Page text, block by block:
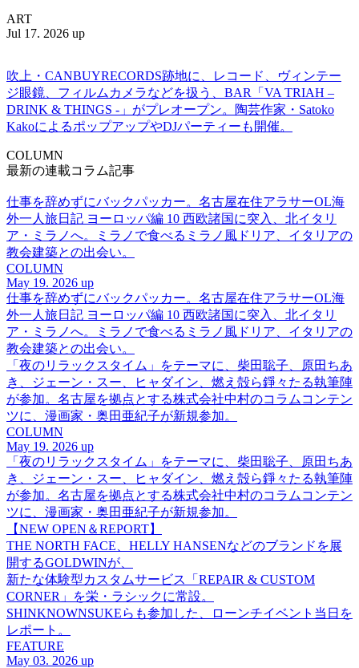
ART
Jul 17. 2026 up
吹上・CANBUYRECORDS跡地に、レコード、ヴィンテー
ジ眼鏡、フィルムカメラなどを扱う、BAR「VA TRIAH –
DRINK & THINGS -」がプレオープン。陶芸作家・Satoko
KakoによるポップアップやDJパーティーも開催。
COLUMN
最新の連載コラム記事
仕事を辞めずにバックパッカー。名古屋在住アラサーOL海
外一人旅日記 ヨーロッパ編 10 西欧諸国に突入、北イタリ
ア・ミラノへ。ミラノで食べるミラノ風ドリア、イタリアの
教会建築との出会い。
COLUMN
May 19. 2026 up
仕事を辞めずにバックパッカー。名古屋在住アラサーOL海
外一人旅日記 ヨーロッパ編 10 西欧諸国に突入、北イタリ
ア・ミラノへ。ミラノで食べるミラノ風ドリア、イタリアの
教会建築との出会い。
「夜のリラックスタイム」をテーマに、柴田聡子、原田ちあ
き、ジェーン・スー、ヒャダイン、燃え殻ら錚々たる執筆陣
が参加。名古屋を拠点とする株式会社中村のコラムコンテン
ツに、漫画家・奥田亜紀子が新規参加。
COLUMN
May 19. 2026 up
「夜のリラックスタイム」をテーマに、柴田聡子、原田ちあ
き、ジェーン・スー、ヒャダイン、燃え殻ら錚々たる執筆陣
が参加。名古屋を拠点とする株式会社中村のコラムコンテン
ツに、漫画家・奥田亜紀子が新規参加。
【NEW OPEN＆REPORT】
THE NORTH FACE、HELLY HANSENなどのブランドを展
開するGOLDWINが、
新たな体験型カスタムサービス「REPAIR & CUSTOM
CORNER」を栄・ラシックに常設。
SHINKNOWNSUKEらも参加した、ローンチイベント当日を
レポート。
FEATURE
May 03. 2026 up